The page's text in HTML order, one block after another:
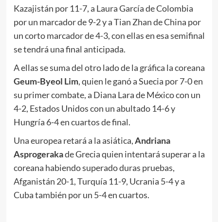
Kazajistán por 11-7, a Laura García de Colombia
por un marcador de 9-2 y a Tian Zhan de China por
un corto marcador de 4-3, con ellas en esa semifinal
se tendrá una final anticipada.
A ellas se suma del otro lado de la gráfica la coreana
Geum-Byeol Lim, quien le ganó a Suecia por 7-0 en
su primer combate, a Diana Lara de México con un
4-2, Estados Unidos con un abultado 14-6 y
Hungría 6-4 en cuartos de final.
Una europea retará a la asiática,Andriana
Asprogerakade Grecia quien intentará superar a la
coreana habiendo superado duras pruebas,
Afganistán 20-1, Turquía 11-9, Ucrania 5-4 y a
Cuba también por un 5-4 en cuartos.